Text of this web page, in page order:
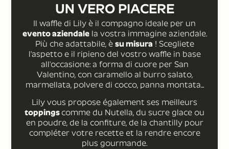
UN VERO PIACERE
Il waffle di Lily è il compagno ideale per un
evento aziendalela vostra immagine aziendale.
Più che adattabile, è su misura ! Scegliete
l'aspetto e il ripieno del vostro waffle in base
all'occasione: a forma di cuore per San
Valentino, con caramello al burro salato,
marmellata, polvere di cocco, panna montata...
Lily vous propose également ses meilleurs
toppingscomme du Nutella, du sucre glace ou
en poudre, de la confiture, de la chantilly pour
compléter votre recette et la rendre encore
plus gourmande.